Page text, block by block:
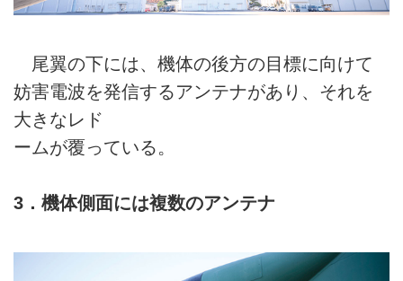
尾翼の下には、機体の後方の目標に向けて
妨害電波を発信するアンテナがあり、それを
大きなレド
ームが覆っている。
3．機体側面には複数のアンテナ